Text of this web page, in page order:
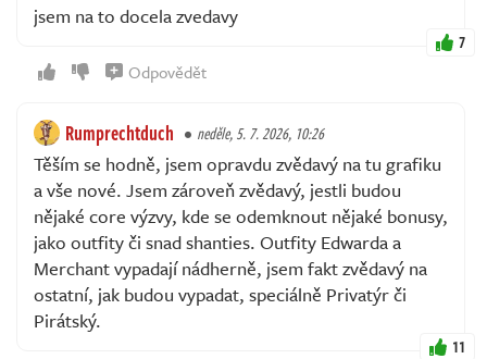
jsem na to docela zvedavy
7
Odpovědět
Rumprechtduch neděle, 5. 7. 2026, 10:26
Těším se hodně, jsem opravdu zvědavý na tu grafiku
a vše nové. Jsem zároveň zvědavý, jestli budou
nějaké core výzvy, kde se odemknout nějaké bonusy,
jako outfity či snad shanties. Outfity Edwarda a
Merchant vypadají nádherně, jsem fakt zvědavý na
ostatní, jak budou vypadat, speciálně Privatýr či
Pirátský.
11